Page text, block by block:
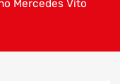
Mercedes Vito